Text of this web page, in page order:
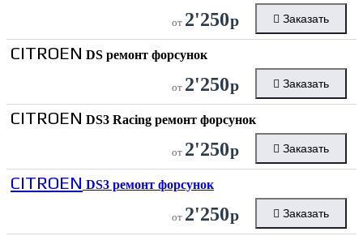
от 2'250р Заказать
CITROEN DS ремонт форсунок
от 2'250р Заказать
CITROEN DS3 Racing ремонт форсунок
от 2'250р Заказать
CITROEN DS3 ремонт форсунок
от 2'250р Заказать